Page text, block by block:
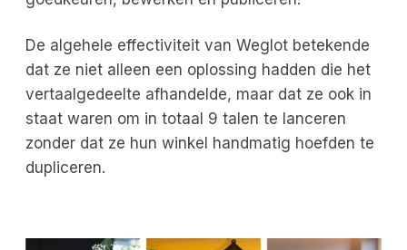
De algehele effectiviteit van Weglot betekende
dat ze niet alleen een oplossing hadden die het
vertaalgedeelte afhandelde, maar dat ze ook in
staat waren om in totaal 9 talen te lanceren
zonder dat ze hun winkel handmatig hoefden te
dupliceren.